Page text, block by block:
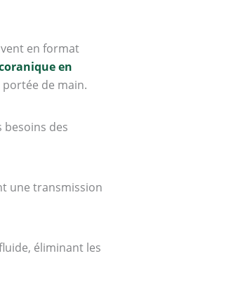
en format
en
de main.
des
une transmission
éliminant les